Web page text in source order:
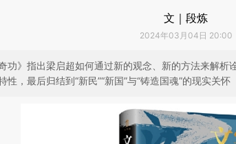
文｜段炼
2024年03月04日 20:00
奇功》指出梁启超如何通过新的观念、新的方法来解
性，最后归结到“新民”“新国”与“铸造国魂”的现实关怀